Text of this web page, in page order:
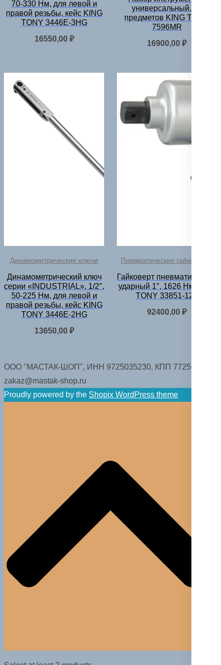
70-330 Нм, для левой и
правой резьбы, кейс KING
TONY 3446E-3HG
16550,00 ₽
универсальный, 96
предметов KING TONY
7596MR
16900,00₽
Динамометрические ключи
Динамометрический ключ
серии «INDUSTRIAL», 1/2″,
50-225 Нм, для левой и
правой резьбы, кейс KING
TONY 3446E-2HG
13650,00 ₽
Пневматические гайковерты
Гайковерт пневматический
ударный 1″, 1626 Нм KING
TONY 33851-120
92400,00₽
ООО "МАСТАК-ШОП", ИНН 9725035230, КПП 772501001.
zakaz@mastak-shop.ru
Proudly powered by the Shopix WordPress theme